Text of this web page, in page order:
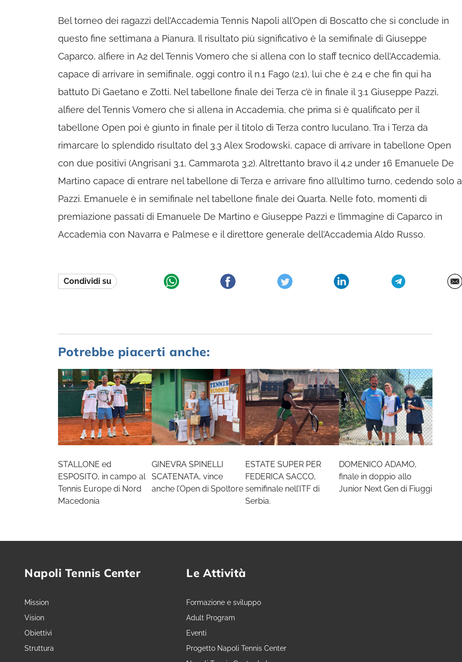
Bel torneo dei ragazzi dell’Accademia Tennis Napoli all’Open di Boscatto che si conclude in
questo fine settimana a Pianura. Il risultato più significativo è la semifinale di Giuseppe
Caparco, alfiere in A2 del Tennis Vomero che si allena con lo staff tecnico dell’Accademia,
capace di arrivare in semifinale, oggi contro il n.1 Fago (2.1), lui che è 2.4 e che fin qui ha
battuto Di Gaetano e Zotti. Nel tabellone finale dei Terza c’è in finale il 3.1 Giuseppe Pazzi,
alfiere del Tennis Vomero che si allena in Accademia, che prima si è qualificato per il
tabellone Open poi è giunto in finale per il titolo di Terza contro Iuculano. Tra i Terza da
rimarcare lo splendido risultato del 3.3 Alex Srodowski, capace di arrivare in tabellone Open
con due positivi (Angrisani 3.1, Cammarota 3.2). Altrettanto bravo il 4.2 under 16 Emanuele De
Martino capace di entrare nel tabellone di Terza e arrivare fino all’ultimo turno, cedendo solo a
Pazzi. Emanuele è in semifinale nel tabellone finale dei Quarta. Nelle foto, momenti di
premiazione passati di Emanuele De Martino e Giuseppe Pazzi e l’immagine di Caparco in
Accademia con Navarra e Palmese e il direttore generale dell’Accademia Aldo Russo.
Condividi su
Potrebbe piacerti anche:
STALLONE ed
ESPOSITO, in campo al
Tennis Europe di Nord
Macedonia
GINEVRA SPINELLI
SCATENATA, vince
anche l’Open di Spoltore
ESTATE SUPER PER
FEDERICA SACCO,
semifinale nell’ITF di
Serbia.
DOMENICO ADAMO,
finale in doppio allo
Junior Next Gen di Fiuggi
Napoli Tennis Center
Mission
Vision
Obiettivi
Struttura
Le Attività
Formazione e sviluppo
Adult Program
Eventi
Progetto Napoli Tennis Center